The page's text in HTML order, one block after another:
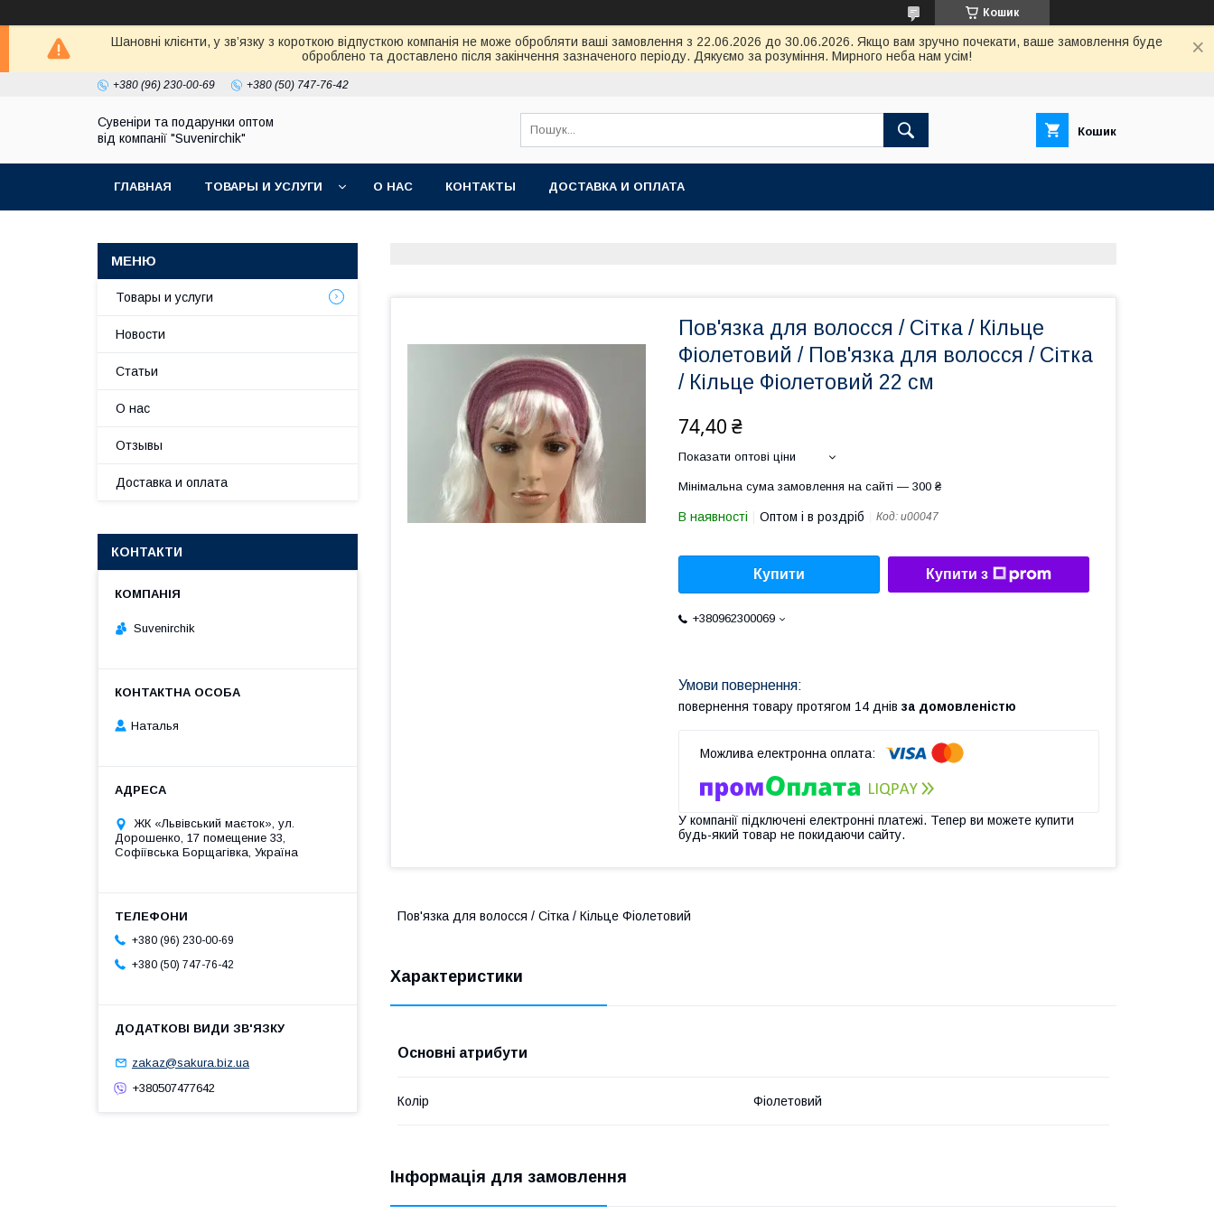
Кошик
Шановні клієнти, у зв’язку з короткою відпусткою компанія не може обробляти ваші замовлення з 22.06.2026 до 30.06.2026. Якщо вам зручно почекати, ваше замовлення буде
оброблено та доставлено після закінчення зазначеного періоду. Дякуємо за розуміння. Мирного неба нам усім!
+380 (96) 230-00-69 +380 (50) 747-76-42
Сувеніри та подарунки оптом
від компанії "Suvenirchik"
Кошик
ГЛАВНАЯ ТОВАРЫ И УСЛУГИ О НАС КОНТАКТЫ ДОСТАВКА И ОПЛАТА
Пов'язка для волосся / Сітка / Кільце
Фіолетовий / Пов'язка для волосся / Сітка
/ Кільце Фіолетовий 22 см
74,40 ₴
Показати оптові ціни
Мінімальна сума замовлення на сайті — 300 ₴
В наявності Оптом і в роздріб Код: u00047
Купити Купити з
+380962300069
повернення товару протягом 14 днів за домовленістю
У компанії підключені електронні платежі. Тепер ви можете купити
будь-який товар не покидаючи сайту.
Пов'язка для волосся / Сітка / Кільце Фіолетовий
Характеристики
Основні атрибути
Колір Фіолетовий
Інформація для замовлення
Товары и услуги
Новости
Статьи
О нас
Отзывы
Доставка и оплата
КОНТАКТИ
Suvenirсhik
Наталья
ЖК «Львівський маєток», ул.
Дорошенко, 17 помещение 33,
Софіївська Борщагівка, Україна
+380 (96) 230-00-69
+380 (50) 747-76-42
zakaz@sakura.biz.ua
+380507477642